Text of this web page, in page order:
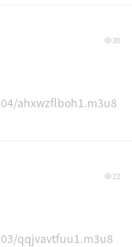
30
ahxwzflboh1.m3u8
22
qqjvavtfuu1.m3u8